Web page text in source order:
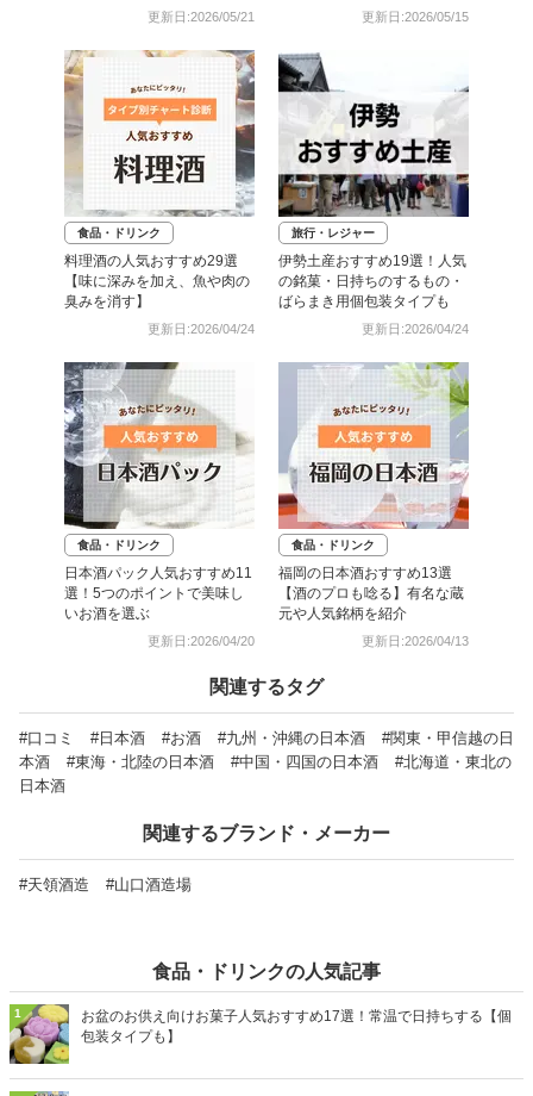
更新日:2026/05/21 更新日:2026/05/15
食品・ドリンク
料理酒の人気おすすめ29選
【味に深みを加え、魚や肉の
臭みを消す】
更新日:2026/04/24
旅行・レジャー
伊勢土産おすすめ19選！人気
の銘菓・日持ちのするもの・
ばらまき用個包装タイプも
更新日:2026/04/24
食品・ドリンク
日本酒パック人気おすすめ11
選！5つのポイントで美味し
いお酒を選ぶ
更新日:2026/04/20
食品・ドリンク
福岡の日本酒おすすめ13選
【酒のプロも唸る】有名な蔵
元や人気銘柄を紹介
更新日:2026/04/13
関連するタグ
#口コミ #日本酒 #お酒 #九州・沖縄の日本酒
#関東・甲信越の日
本酒
#東海・北陸の日本酒 #中国・四国の日本酒
#北海道・東北の
日本酒
関連するブランド・メーカー
#天領酒造 #山口酒造場
食品・ドリンクの人気記事
1
お盆のお供え向けお菓子人気おすすめ17選！常温で日持ちする【個
包装タイプも】